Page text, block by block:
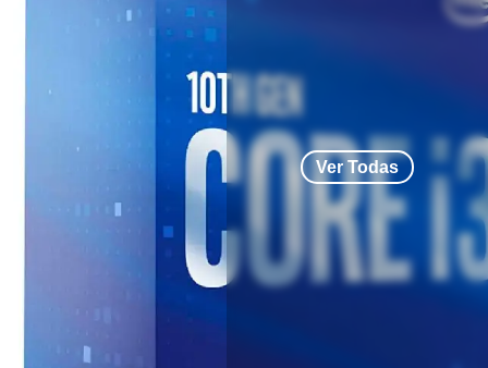
Ver Todas